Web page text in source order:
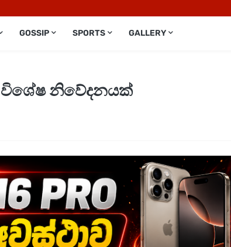
GOSSIP SPORTS GALLERY
විශේෂ නිවේදනයක්